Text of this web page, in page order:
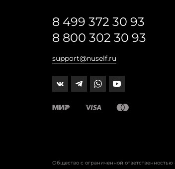
8 499 372 30 93
8 800 302 30 93
support@nuself.ru
Общество с ограниченной